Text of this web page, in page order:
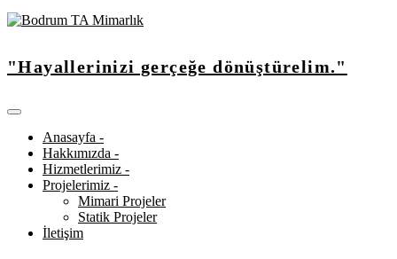
"Hayallerinizi gerçeğe dönüştürelim."
Anasayfa -
Hakkımızda -
Hizmetlerimiz -
Projelerimiz -
Mimari Projeler
Statik Projeler
İletişim